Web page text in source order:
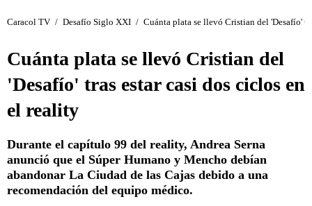
Caracol TV / Desafío Siglo XXI / Cuánta plata se llevó Cristian del 'Desafío'
Cuánta plata se llevó Cristian del
'Desafío' tras estar casi dos ciclos en
el reality
Durante el capítulo 99 del reality, Andrea Serna
anunció que el Súper Humano y Mencho debían
abandonar La Ciudad de las Cajas debido a una
recomendación del equipo médico.